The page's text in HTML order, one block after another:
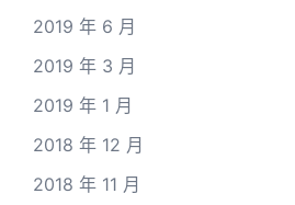
2019 年 6 月
2019 年 3 月
2019 年 1 月
2018 年 12 月
2018 年 11 月